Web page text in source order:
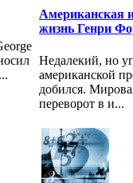
Американская
жизнь Генри
Недалекий, но
американской
добился.
переворот в и...